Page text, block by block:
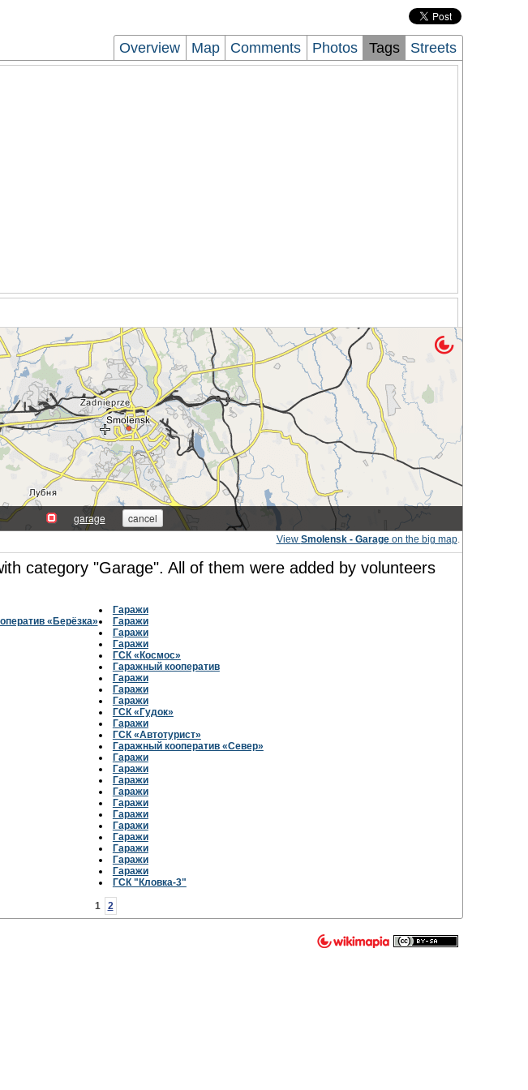
Overview Map Comments Photos Tags Streets
View Smolensk - Garageon the big map.
category "Garage". All of them were added by volunteers
Гаражи
«Берёзка»
Гаражи
Гаражи
Гаражи
ГСК «Космос»
Гаражный кооператив
Гаражи
Гаражи
Гаражи
ГСК «Гудок»
Гаражи
ГСК «Автотурист»
Гаражный кооператив «Север»
Гаражи
Гаражи
Гаражи
Гаражи
Гаражи
Гаражи
Гаражи
Гаражи
Гаражи
Гаражи
Гаражи
ГСК "Кловка-3"
1 2